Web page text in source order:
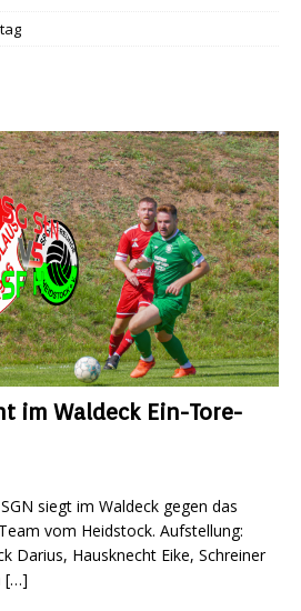
im Waldeck Ein-Tore-
siegt im Waldeck gegen das
vom Heidstock. Aufstellung:
Darius, Hausknecht Eike, Schreiner
[…]